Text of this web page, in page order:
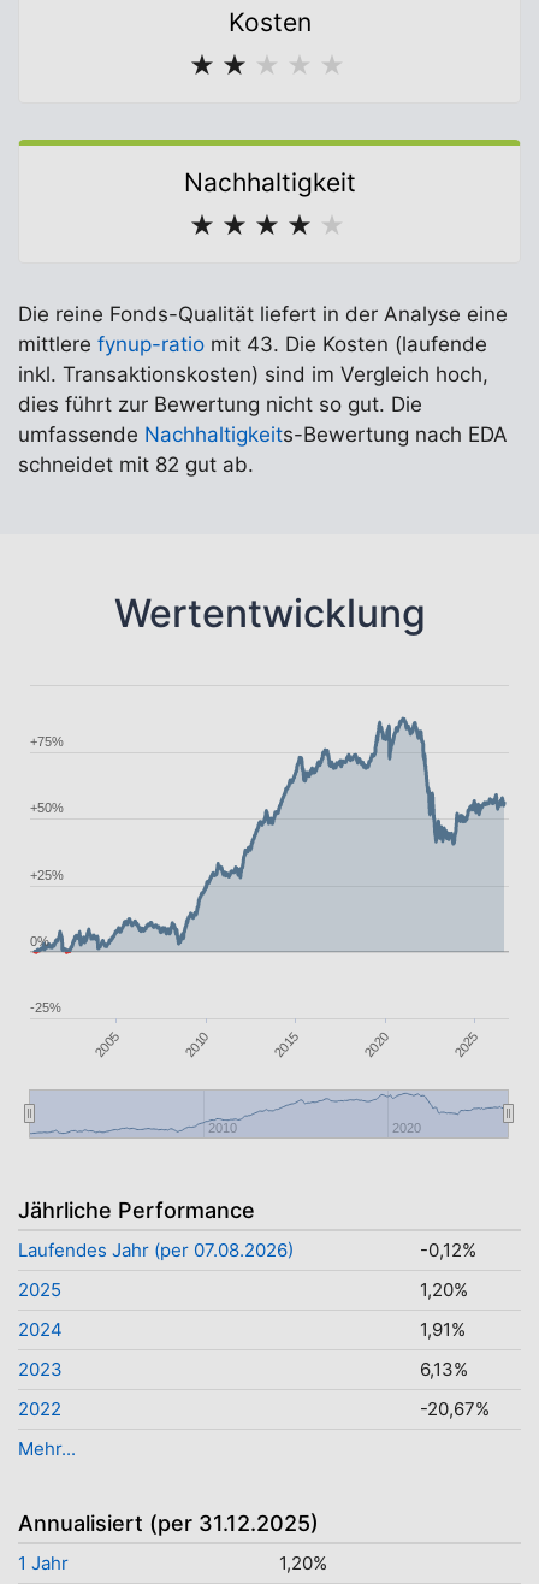
Kosten
★ ★ ★ ★ ★
Nachhaltigkeit
★ ★ ★ ★ ★
Die reine Fonds-Qualität liefert in der Analyse eine
mittlere fynup-ratio mit 43. Die Kosten (laufende
inkl. Transaktionskosten) sind im Vergleich hoch,
dies führt zur Bewertung nicht so gut. Die
umfassende Nachhaltigkeits-Bewertung nach EDA
schneidet mit 82 gut ab.
Wertentwicklung
2005 2010 2015 2020 2025
2010 2020
-25%
0%
+25%
+50%
+75%
Jährliche Performance
Laufendes Jahr (per 07.08.2026)
-0,12%
2025
1,20%
2024
1,91%
2023
6,13%
2022
-20,67%
Mehr...
Annualisiert (per 31.12.2025)
1 Jahr
1,20%